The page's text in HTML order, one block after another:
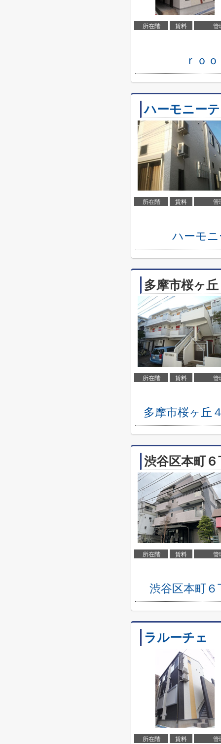
所在階 賃料 管
ｒｏ
ハーモニー
所在階 賃料 管
ハーモ
多摩市桜ヶ
所在階 賃料 管
多摩市桜ヶ丘
渋谷区本町
所在階 賃料 管
渋谷区本町
ラルーチェ
所在階 賃料 管